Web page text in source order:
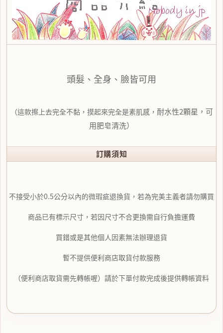
頭髮、全身、臉皆可用
（這款擦上去完全不黏，摸起來完全是素肌感， 耐水性2顆星，可
用肥皂清洗）
訂購須知
不接受小於0.5公分以內的微瑕疵退換貨，若為完美主義者請勿購買
商品已有標示尺寸，若因尺寸不合更換需自行負擔運費
買錯或是其他個人因素無法辦理退貨
暫不提供便利商店取貨付款服務
（便利商店取貨需先轉帳喔）請於下單付款完成後提供轉帳資料